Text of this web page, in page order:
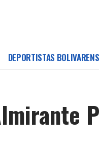
DEPORTISTAS